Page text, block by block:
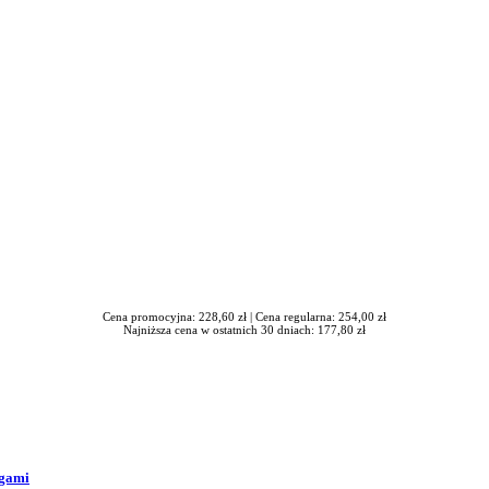
Cena promocyjna: 228,60 zł | Cena regularna: 254,00 zł
Najniższa cena w ostatnich 30 dniach: 177,80 zł